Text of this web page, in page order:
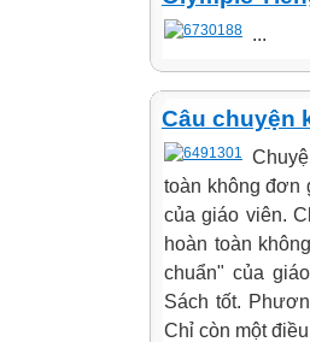
...
Câu chuyện
toàn không đơn
của giáo viên.
hoàn toàn
chuẩn" của
Sách tốt.
Chỉ còn một